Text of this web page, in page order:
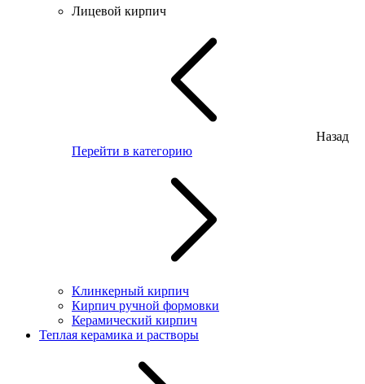
Лицевой кирпич
Назад
Перейти в категорию
Клинкерный кирпич
Кирпич ручной формовки
Керамический кирпич
Теплая керамика и растворы